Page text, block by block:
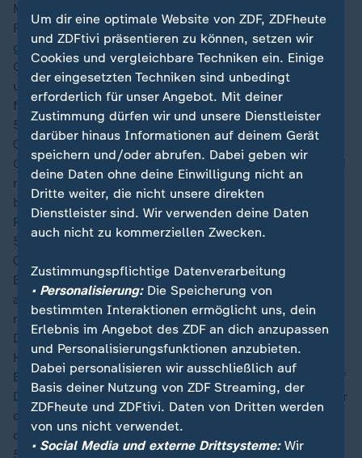
Manu Koné probiert es erneut aus der Distanz und der
Rechtsschuss aus 20 Metern kommt durchaus
gefährlich aufs Gehäuse der Guaraníes. Gill lenkt das
Geschoss mit den Fingerspitzen noch über die Latte
und kann sich erstmals so richtig auszeichnen. Der
fällige Eckstoß bringt daraufhin nichts weiter ein.
54′
00:17
Orlando Gill - im Elfmeterschießen gegen Deutschland
noch der gefeierte Held - muss auf dem Feld
behandelt werden, kann nun aber weitermachen. Die
Partie wird fortgesetzt.
52′
00:17
Bei einem langen Schlag nach vorne von Maignan ist
auf einmal Mbappé durch, der in allerletzter Sekunde
noch von Cáceres gestoppt wird, der zur Ecke blockt.
Daraufhin reklamieren die Paraguayer vehement ein
Handspiel von Mbappé, was Frankreich nutzt, um die
Ecke rasch auszuführen. Das flache Zuspiel kommt auf
Dembélé, der aus spitzem Winkel draufhält, jedoch nur
das Außennetz trifft. Dabei landet er unglücklich auf
dem herauslaufenden Keeper Gill.
51′
Um dir eine optimale Website von ZDF, ZDFheute
und ZDFtivi präsentieren zu können, setzen wir
Cookies und vergleichbare Techniken ein. Einige
der eingesetzten Techniken sind unbedingt
erforderlich für unser Angebot. Mit deiner
Zustimmung dürfen wir und unsere Dienstleister
darüber hinaus Informationen auf deinem Gerät
speichern und/oder abrufen. Dabei geben wir
deine Daten ohne deine Einwilligung nicht an
Dritte weiter, die nicht unsere direkten
Dienstleister sind. Wir verwenden deine Daten
auch nicht zu kommerziellen Zwecken.
Zustimmungspflichtige Datenverarbeitung
• Personalisierung:Die Speicherung von
bestimmten Interaktionen ermöglicht uns, dein
Erlebnis im Angebot des ZDF an dich anzupassen
und Personalisierungsfunktionen anzubieten.
Dabei personalisieren wir ausschließlich auf
Basis deiner Nutzung von ZDF Streaming, der
ZDFheute und ZDFtivi. Daten von Dritten werden
von uns nicht verwendet.
• Social Media und externe Drittsysteme:Wir